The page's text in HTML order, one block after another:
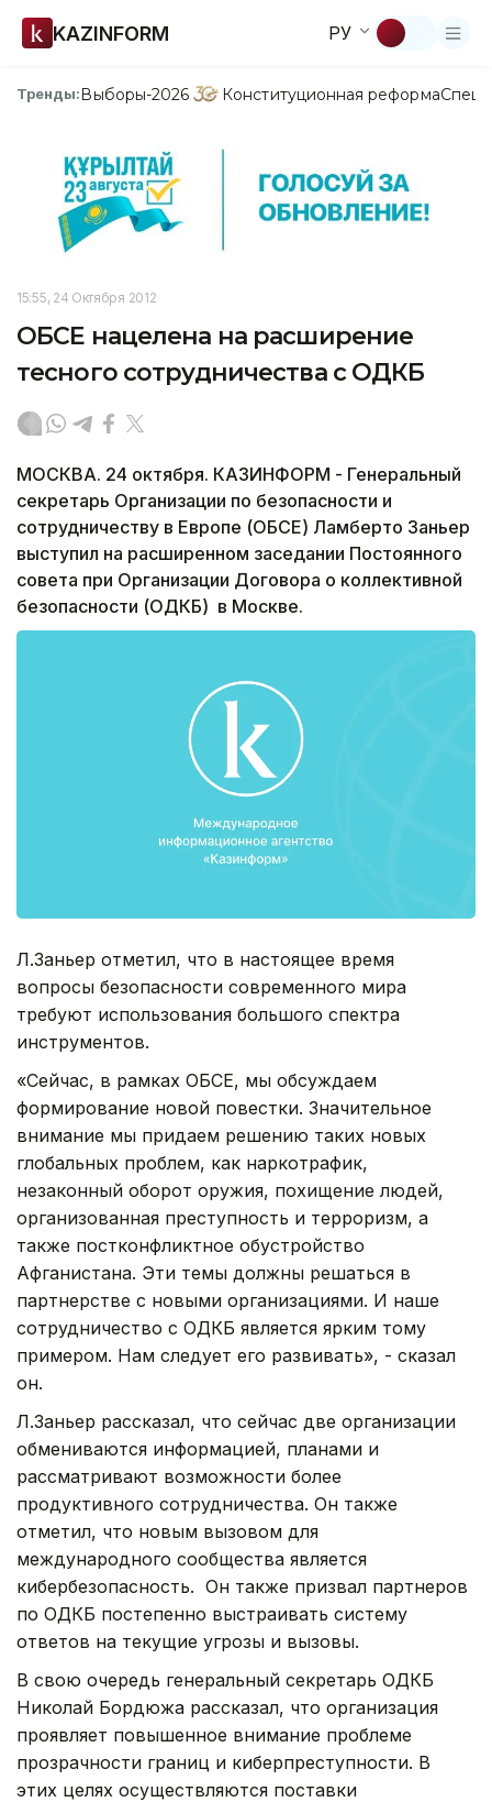
KAZINFORM РУ
Тренды:Выборы-2026 Конституционная реформа
15:55, 24 Октября 2012
ОБСЕ нацелена на расширение
тесного сотрудничества с ОДКБ
МОСКВА. 24 октября. КАЗИНФОРМ - Генеральный
секретарь Организации по безопасности и
сотрудничеству в Европе (ОБСЕ) Ламберто Заньер
выступил на расширенном заседании Постоянного
совета при Организации Договора о коллективной
безопасности (ОДКБ) в Москве.
Л.Заньер отметил, что в настоящее время
вопросы безопасности современного мира
требуют использования большого спектра
инструментов.
«Сейчас, в рамках ОБСЕ, мы обсуждаем
формирование новой повестки. Значительное
внимание мы придаем решению таких новых
глобальных проблем, как наркотрафик,
незаконный оборот оружия, похищение людей,
организованная преступность и терроризм, а
также постконфликтное обустройство
Афганистана. Эти темы должны решаться в
партнерстве с новыми организациями. И наше
сотрудничество с ОДКБ является ярким тому
примером. Нам следует его развивать», - сказал
он.
Л.Заньер рассказал, что сейчас две организации
обмениваются информацией, планами и
рассматривают возможности более
продуктивного сотрудничества. Он также
отметил, что новым вызовом для
международного сообщества является
кибербезопасность. Он также призвал партнеров
по ОДКБ постепенно выстраивать систему
ответов на текущие угрозы и вызовы.
В свою очередь генеральный секретарь ОДКБ
Николай Бордюжа рассказал, что организация
проявляет повышенное внимание проблеме
прозрачности границ и киберпреступности. В
этих целях осуществляются поставки